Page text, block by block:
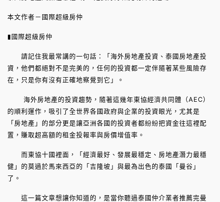
本文作者－國際超級房仲
▮國際超級房仲
請記住我最常講的一句話：「海外房地產投資、泰國房地產投
資，他們都絕對不是完美的，任何的投資都一定伴隨著某些風險存
在，只是你有沒有正確地察覺到它」。
海外房地產的投資趨勢，隨著這幾年東協經濟共同體（AEC）
的順利運作，吸引了全世界各國政府與企業的投資眼光，尤其是
「房地產」的部分更是讓亞洲各國的投資者都紛紛把資金往這裡配
置，賺取超高額的租金投報率與房價增值率。
而東協十國裡面，「經濟最好、發展最穩定、房地產潛力最穩
健」的莫過於馬來西亞的「吉隆坡」與最為出色的泰國「曼谷」
了。
這一篇文章想讓你知道的，是當你聽過泰國仲介業者推薦完曼